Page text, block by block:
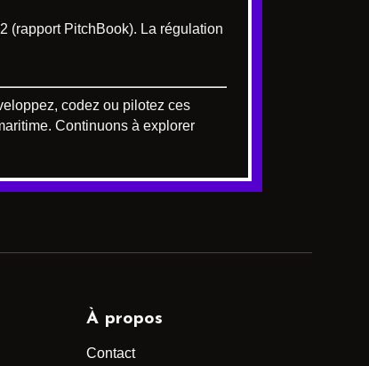
(rapport PitchBook). La régulation
codez ou pilotez ces
Continuons à explorer
À propos
Contact